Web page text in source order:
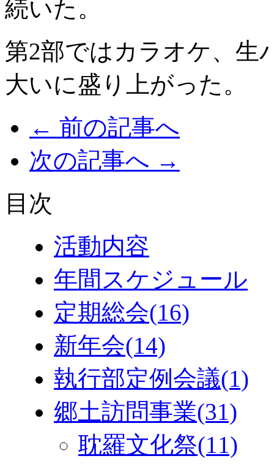
続いた。
第2部ではカラオケ、生
大いに盛り上がった。
← 前の記事へ
次の記事へ →
目次
活動内容
年間スケジュール
定期総会(16)
新年会(14)
執行部定例会議(1)
郷土訪問事業(31)
耽羅文化祭(11)